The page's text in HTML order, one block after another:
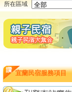
所在區域
宜蘭民宿服務項目